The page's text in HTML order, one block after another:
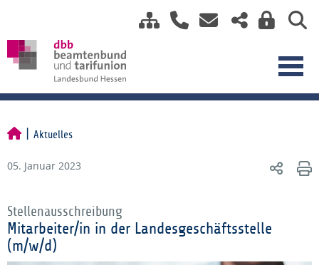
Aktuelles
05. Januar 2023
Stellenausschreibung
Mitarbeiter/in in der Landesgeschäftsstelle
(m/w/d)